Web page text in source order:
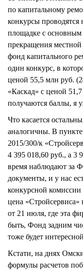
по капитальному
конкурсы проводятся
площадке с основным
прекращения
фонд капитального
один конкурс, в
ценой 55,5 млн руб.
«Каскад» с ценой
получаются баллы, я
Что касается
аналогичны. В
2015/300/к
4 395 018,60 руб., а 3
время наблюдают за
документы, и у нас
конкурсной комиссии
цена
от 21 июля, где эта
быть, Фонд задним
тоже будет
Кстати, на днях
формулы расчетов